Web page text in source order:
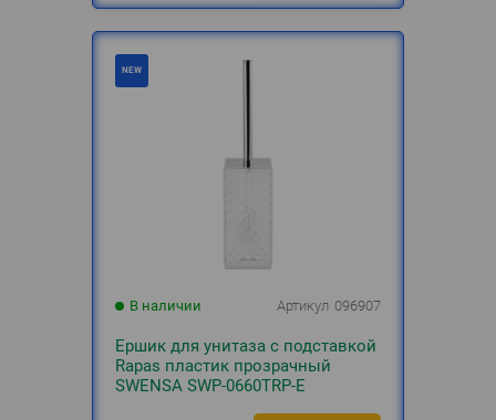
В наличии Артикул 096907
Ершик для унитаза с подставкой
Rapas пластик прозрачный
SWENSA SWP-0660TRP-E